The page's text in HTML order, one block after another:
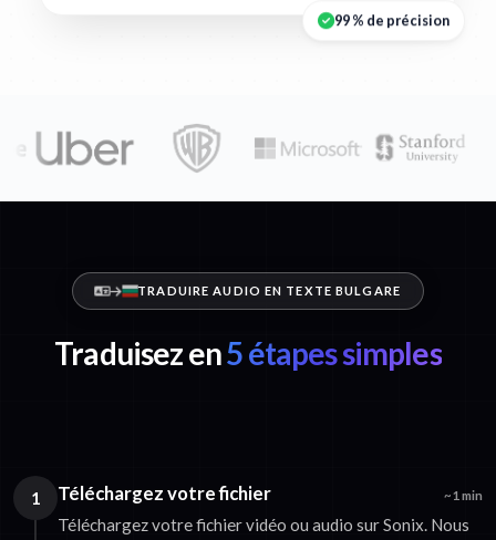
99 % de précision
TRADUIRE AUDIO EN TEXTE BULGARE
Traduisez en5 étapes simples
1 Téléchargez votre fichier ~1 min
Téléchargez votre fichier vidéo ou audio sur Sonix. Nous